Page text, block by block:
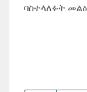
ባስተላለፉት